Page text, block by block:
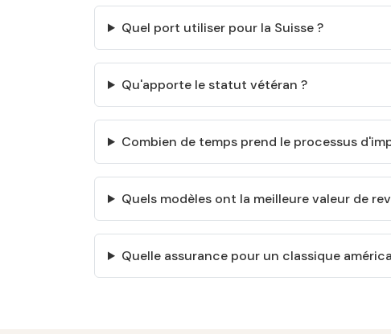
Quel port utiliser pour la Suisse ?
Qu'apporte le statut vétéran ?
Combien de temps prend le processus
Quels modèles ont la meilleure valeur de
Quelle assurance pour un classique